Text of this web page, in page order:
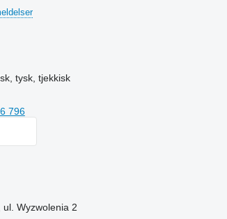
tysk, tjekkisk
796
Wyzwolenia 2